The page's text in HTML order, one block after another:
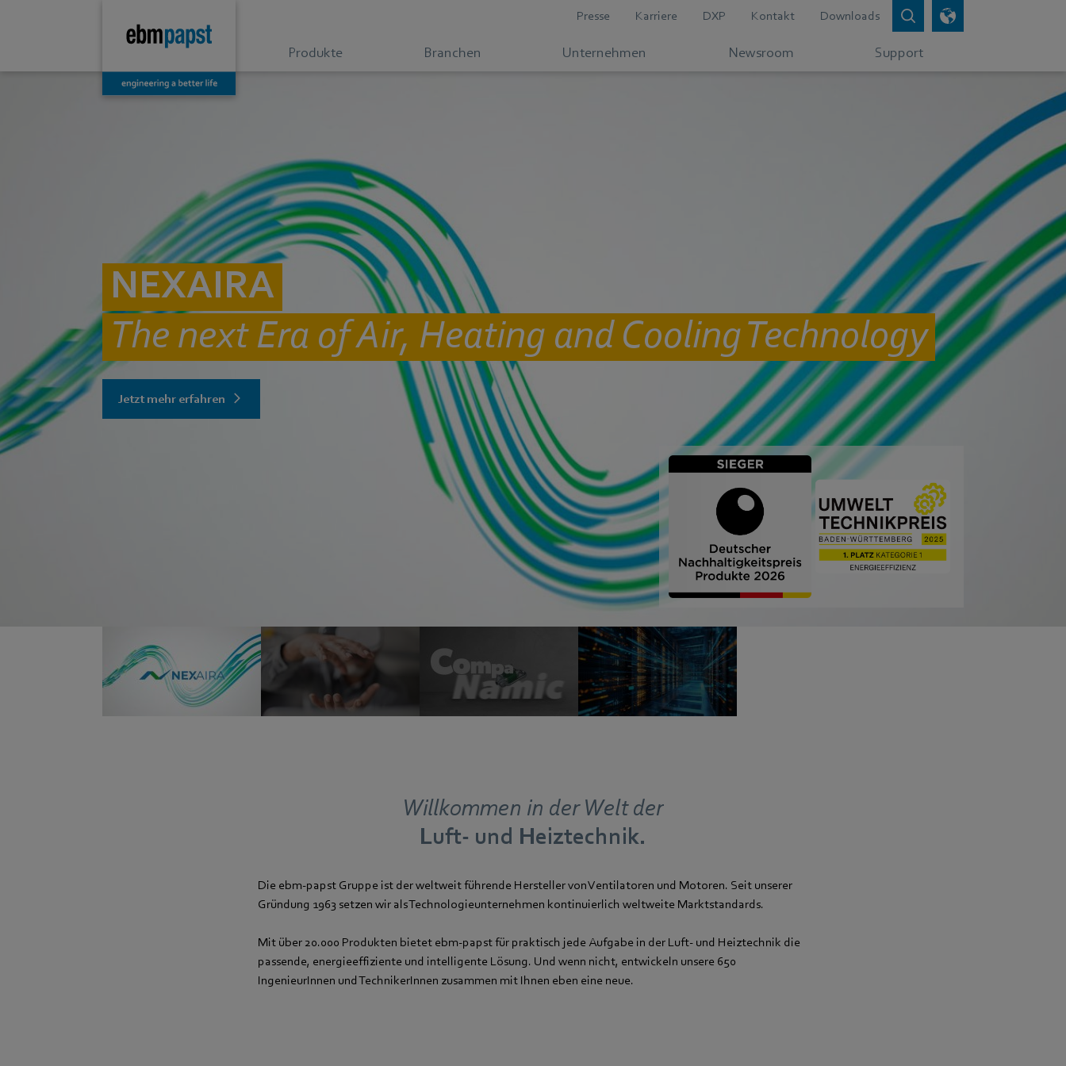
Presse Karriere DXP Kontakt Downloads
Produkte Branchen Unternehmen Newsroom Support
NEXAIRA
The next Era of Air, Heating and Cooling Technology
Jetzt mehr erfahren
Willkom­men in der Welt der
Luft­- und Heiztechnik.
Die ebm-papst Gruppe ist der weltweit führende Hersteller von Ventilatoren und Motoren. Seit unserer
Gründung 1963 setzen wir als Technologieunternehmen kontinuierlich weltweite Marktstandards.
Mit über 20.000 Produkten bietet ebm-papst für praktisch jede Aufgabe in der Luft- und Heiztechnik die
passende, energieeffiziente und intelligente Lösung. Und wenn nicht, entwickeln unsere 650
IngenieurInnen und TechnikerInnen zusammen mit Ihnen eben eine neue.